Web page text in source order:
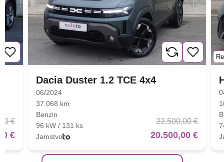
€
€
Dacia Duster 1.2 TCE 4x4
06/2024
37.068 km
Benzin
96 kW / 131 ks
Jamstvo
22.500,00 €
20.500,00 €